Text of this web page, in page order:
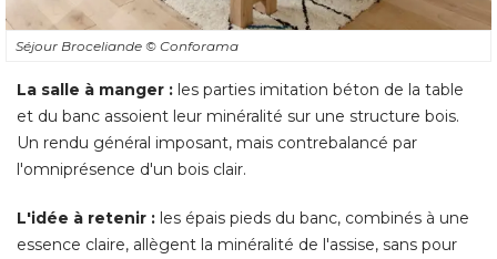
Séjour Broceliande © Conforama
La salle à manger : les parties imitation béton de la table
et du banc assoient leur minéralité sur une structure bois.
Un rendu général imposant, mais contrebalancé par
l'omniprésence d'un bois clair.
L'idée à retenir : les épais pieds du banc, combinés à une
essence claire, allègent la minéralité de l'assise, sans pour